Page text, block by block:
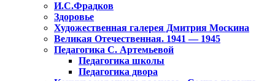
И.С.Фрадков
Здоровье
Художественная галерея Дмитрия Москина
Великая Отечественная. 1941 — 1945
Педагогика С. Артемьевой
Педагогика школы
Педагогика двора